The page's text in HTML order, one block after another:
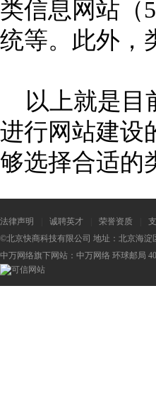
类信息网站（
统等。此外，
以上就是目
进行网站建设
够选择合适的
法律声明 诚聘英才 荣誉资质
©北京快商科技有限公司 地址：北京海淀
中万网络旗下网站： 中万网络 环球邮局